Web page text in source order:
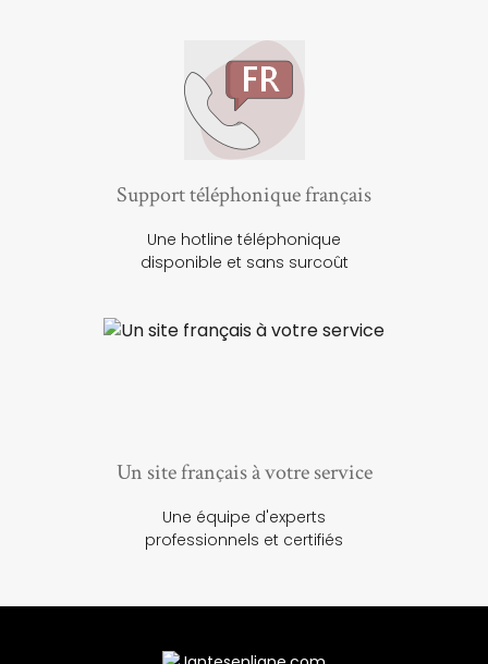
Support téléphonique français
Une hotline téléphonique
disponible et sans surcoût
Un site français à votre service
Une équipe d'experts
professionnels et certifiés